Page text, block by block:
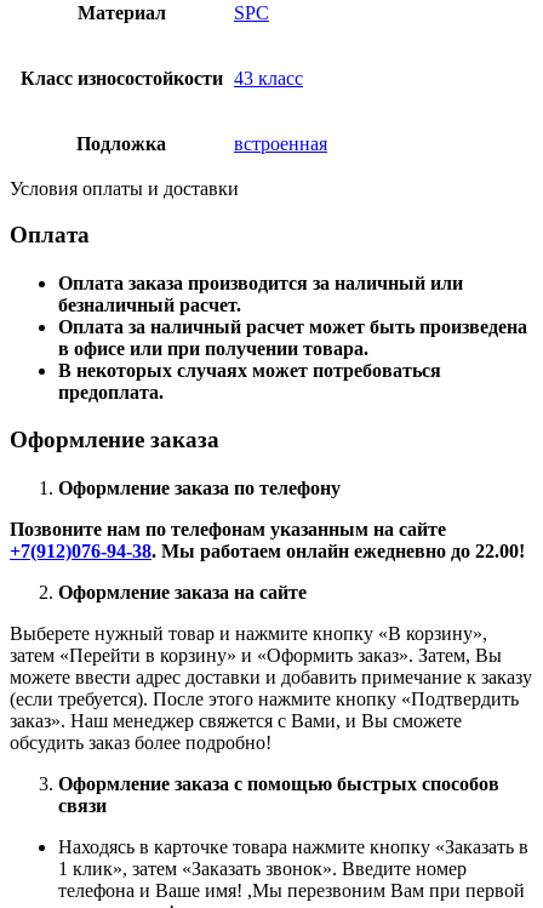
Материал SPC
Класс износостойкости 43 класс
Подложка встроенная
Условия оплаты и доставки
Оплата
Оплата заказа производится за наличный или
безналичный расчет.
Оплата за наличный расчет может быть произведена
в офисе или при получении товара.
В некоторых случаях может потребоваться
предоплата.
Оформление заказа
Оформление заказа по телефону
Позвоните нам по телефонам указанным на сайте
+7(912)076-94-38. Мы работаем онлайн ежедневно до 22.00!
Оформление заказа на сайте
Выберете нужный товар и нажмите кнопку «В корзину»,
затем «Перейти в корзину» и «Оформить заказ». Затем, Вы
можете ввести адрес доставки и добавить примечание к заказу
(если требуется). После этого нажмите кнопку «Подтвердить
заказ». Наш менеджер свяжется с Вами, и Вы сможете
обсудить заказ более подробно!
Оформление заказа с помощью быстрых способов
связи
Находясь в карточке товара нажмите кнопку «Заказать в
1 клик», затем «Заказать звонок». Введите номер
телефона и Ваше имя! ,Мы перезвоним Вам при первой